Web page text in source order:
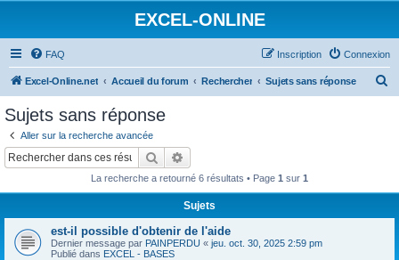
EXCEL-ONLINE
FAQ Connexion
Inscription
Excel-Online.net Accueil du forum Rechercher Sujets sans réponse
Sujets sans réponse
Aller sur la recherche avancée
Rechercher
La recherche a retourné 6 résultats • Page 1 sur 1
Sujets
est-il possible d'obtenir de l'aide
Dernier message par PAINPERDU « jeu. oct. 30, 2025 2:59 pm
Publié dans EXCEL - BASES